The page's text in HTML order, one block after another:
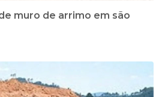
muro de arrimo em são